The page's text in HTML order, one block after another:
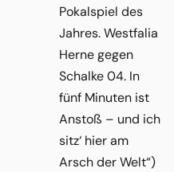
Pokalspiel des
Jahres. Westfalia
Herne gegen
Schalke 04. In
fünf Minuten ist
Anstoß – und ich
sitz‘ hier am
Arsch der Welt“)